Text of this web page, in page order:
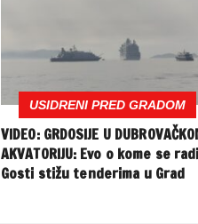
USIDRENI PRED GRADOM
VIDEO: GRDOSIJE U
AKVATORIJU: Evo o kome se
Gosti stižu tenderima u Grad